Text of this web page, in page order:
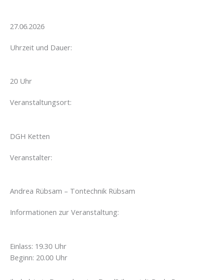
27.06.2026
Uhrzeit und Dauer:
20 Uhr
Veranstaltungsort:
DGH Ketten
Veranstalter:
Andrea Rübsam – Tontechnik Rübsam
Informationen zur Veranstaltung:
Einlass: 19.30 Uhr
Beginn: 20.00 Uhr